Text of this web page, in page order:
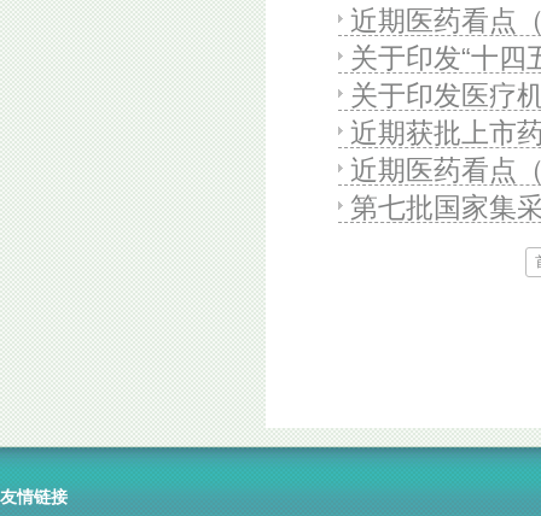
求意见！
近期医药看点
关于印发“十四
关于印发医疗
近期获批上市
近期医药看点
第七批国家集
友情链接